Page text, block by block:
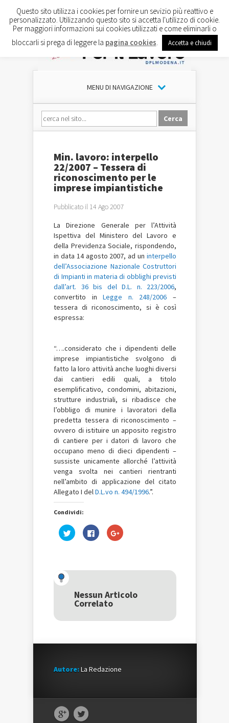
MENU DI NAVIGAZIONE
Min. lavoro: interpello
22/2007 – Tessera di
riconoscimento per le
imprese impiantistiche
Pubblicato il 14 Ago 2007
La Direzione Generale per l’Attività
Ispettiva del Ministero del Lavoro e
della Previdenza Sociale, rispondendo,
in data 14 agosto 2007, ad un interpello
dell’Associazione Nazionale Costruttori
di Impianti in materia di obblighi previsti
dall’art. 36 bis del D.L. n. 223/2006,
convertito inLegge n. 248/2006 –
tessera di riconoscimento, si è così
espressa:
“….considerato che i dipendenti delle
imprese impiantistiche svolgono di
fatto la loro attività anche luoghi diversi
dai cantieri edili quali, a titolo
esemplificativo, condomini, abitazioni,
strutture industriali, si ribadisce che
l’obbligo di munire i lavoratori della
predetta tessera di riconoscimento –
ovvero di istituire un apposito registro
di cantiere per i datori di lavoro che
occupano meno di dieci dipendenti –
sussiste unicamente allorché l’attività
venga svolta nei cantieri rientranti
nell’ambito di applicazione del citato
Allegato I delD.L.vo n. 494/1996.”.
Condividi:
Fai
clic
una
nuova
finestra)
Fai
clic
nuova
finestra)
Fai
clic
una
nuova
Nessun Articolo
Correlato
Autore:La Redazione
Questo sito utilizza i cookies per fornire un sevizio più reattivo e
personalizzato. Utilizzando questo sito si accetta l'utilizzo di cookie.
Per maggiori informazioni sui cookies utilizzati e come eliminarli o
bloccarli si prega di leggere la pagina cookies Accetta e chiudi